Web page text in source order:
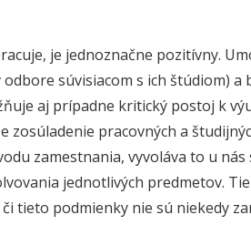
je jednoznačne pozitívny.
súvisiacom s ich štúdiom)
aj prípadne kritický postoj k
pracovných a
zamestnania, vyvoláva to u
jednotlivých predmetov.
tieto podmienky nie sú niekedy